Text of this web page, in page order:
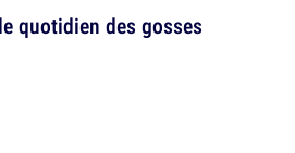
quotidien des gosses